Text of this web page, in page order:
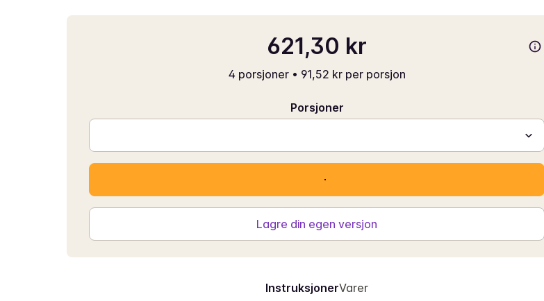
621,30 kr
4 porsjoner • 91,52 kr per porsjon
Porsjoner
Lagre din egen versjon
InstruksjonerVarer